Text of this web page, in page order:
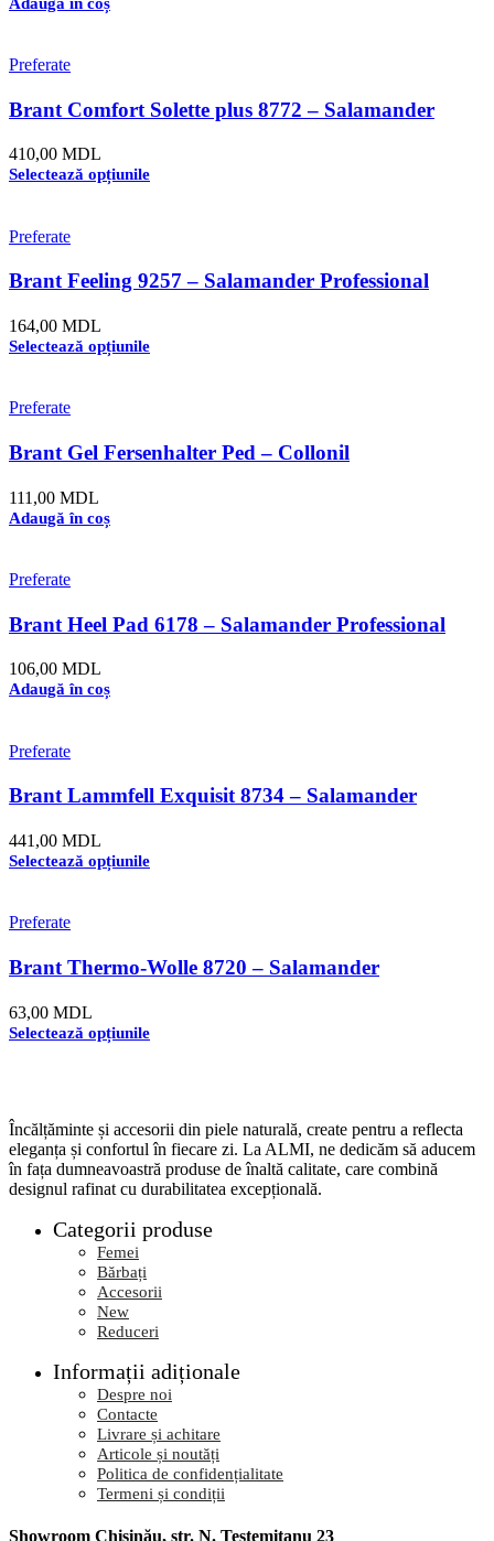
Preferate
Brant Comfort Solette plus 8772 – Salamander
410,00 MDL
Selectează opțiunile
Preferate
Brant Feeling 9257 – Salamander Professional
164,00 MDL
Selectează opțiunile
Preferate
Brant Gel Fersenhalter Ped – Collonil
111,00 MDL
Adaugă în coș
Preferate
Brant Heel Pad 6178 – Salamander Professional
106,00 MDL
Adaugă în coș
Preferate
Brant Lammfell Exquisit 8734 – Salamander
441,00 MDL
Selectează opțiunile
Preferate
Brant Thermo-Wolle 8720 – Salamander
63,00 MDL
Selectează opțiunile
Încălțăminte și accesorii din piele naturală, create pentru a reflecta
eleganța și confortul în fiecare zi. La ALMI, ne dedicăm să aducem
în fața dumneavoastră produse de înaltă calitate, care combină
designul rafinat cu durabilitatea excepțională.
Categorii produse
Femei
Bărbați
Accesorii
New
Reduceri
Informații adiționale
Despre noi
Contacte
Livrare și achitare
Articole și noutăți
Politica de confidențialitate
Termeni și condiții
Showroom Chișinău, str. N. Testemitanu 23